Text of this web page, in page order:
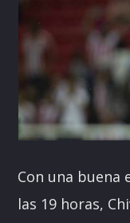
Con una buena
las 19 horas,